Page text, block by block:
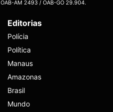
OAB-AM 2493 / OAB-GO 29.904.
Editorias
Polícia
Política
Manaus
Amazonas
Brasil
Mundo